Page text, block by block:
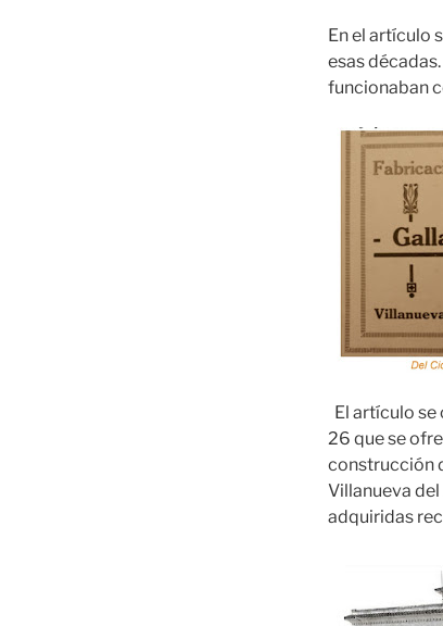
En el artículo
esas
funcionaban
El artículo
26 que se
construcción
Villanueva
adquiridas